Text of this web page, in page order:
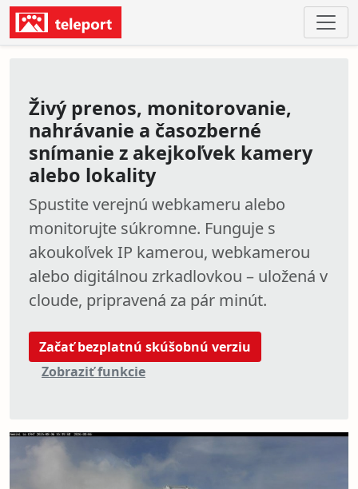
Živý prenos, monitorovanie,
nahrávanie a časozberné
snímanie z akejkoľvek kamery
alebo lokality
Spustite verejnú webkameru alebo
monitorujte súkromne. Funguje s
akoukoľvek IP kamerou, webkamerou
alebo digitálnou zrkadlovkou – uložená v
cloude, pripravená za pár minút.
Začať bezplatnú skúšobnú verziu
Zobraziť funkcie